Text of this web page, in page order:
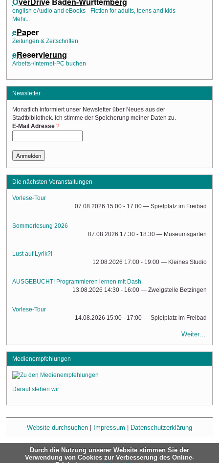
english eAudio and eBooks - Fiction for adults, teens and kids
Mehr...
ePaper
Zeitungen & Zeitschriften
eReservierung
Arbeits-/Internet-PC buchen
Newsletter
Monatlich informiert unser Newsletter über Neues aus der
Stadtbibliothek. Ich stimme der Speicherung meiner Daten zu.
E-Mail Adresse
Die nächsten Veranstaltungen
Vorlese-Tour
07.08.2026 15:00 - 17:00 — Spielplatz im Freibad
Sommerlesung 2026
07.08.2026 17:30 - 18:30 — Museumsgarten
Lust auf Lyrik?!
12.08.2026 17:00 - 19:00 — Kleines Studio
AUSGEBUCHT! Programmieren lernen mit Dash
13.08.2026 14:30 - 16:00 — Zweigstelle Betzingen
Vorlese-Tour
14.08.2026 15:00 - 17:00 — Spielplatz im Freibad
Weiter…
Medienempfehlungen
Darauf stehen wir
Website durchsuchen Impressum Datenschutzerklärung
Durch die Nutzung unserer Website stimmen Sie der
Verwendung von Cookies zur Verbesserung des Online-